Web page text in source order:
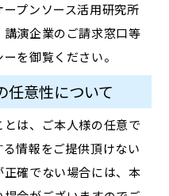
プンソース活用研究所
演企業のご請求窓口等
を御覧ください。
任意性について
は、ご本人様の任意で
情報をご提供頂けない
確でない場合には、本